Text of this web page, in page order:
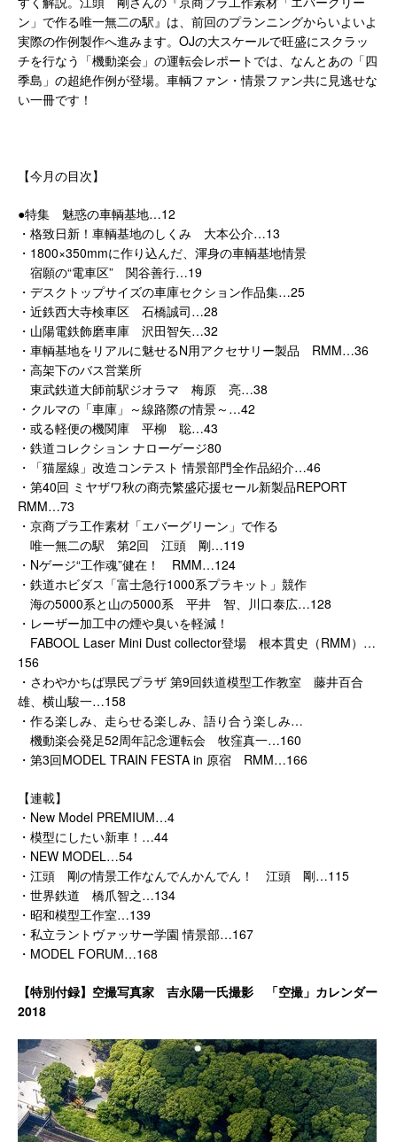
ン」で作る唯一無二の駅』は、前回のプランニングからいよいよ
実際の作例製作へ進みます。OJの大スケールで旺盛にスクラッ
チを行なう「機動楽会」の運転会レポートでは、なんとあの「四
季島」の超絶作例が登場。車輌ファン・情景ファン共に見逃せな
い一冊です！
【今月の目次】
●特集 魅惑の車輌基地…12
・格致日新！車輌基地のしくみ 大本公介…13
・1800×350mmに作り込んだ、渾身の車輌基地情景
宿願の“電車区” 関谷善行…19
・デスクトップサイズの車庫セクション作品集…25
・近鉄西大寺検車区 石橋誠司…28
・山陽電鉄飾磨車庫 沢田智矢…32
・車輌基地をリアルに魅せるN用アクセサリー製品 RMM…36
・高架下のバス営業所
東武鉄道大師前駅ジオラマ 梅原 亮…38
・クルマの「車庫」～線路際の情景～…42
・或る軽便の機関庫 平柳 聡…43
・鉄道コレクション ナローゲージ80
・「猫屋線」改造コンテスト 情景部門全作品紹介…46
・第40回 ミヤザワ秋の商売繁盛応援セール新製品REPORT
RMM…73
・京商プラ工作素材「エバーグリーン」で作る
唯一無二の駅 第2回 江頭 剛…119
・Nゲージ“工作魂”健在！ RMM…124
・鉄道ホビダス「富士急行1000系プラキット」競作
海の5000系と山の5000系 平井 智、川口泰広…128
・レーザー加工中の煙や臭いを軽減！
FABOOL Laser Mini Dust collector登場 根本貫史（RMM）…
156
・さわやかちば県民プラザ 第9回鉄道模型工作教室 藤井百合
雄、横山駿一…158
・作る楽しみ、走らせる楽しみ、語り合う楽しみ…
機動楽会発足52周年記念運転会 牧窪真一…160
・第3回MODEL TRAIN FESTA in 原宿 RMM…166
【連載】
・New Model PREMIUM…4
・模型にしたい新車！…44
・NEW MODEL…54
・江頭 剛の情景工作なんでんかんでん！ 江頭 剛…115
・世界鉄道 橋爪智之…134
・昭和模型工作室…139
・私立ラントヴァッサー学園 情景部…167
・MODEL FORUM…168
【特別付録】空撮写真家 吉永陽一氏撮影 「空撮」カレンダー
2018